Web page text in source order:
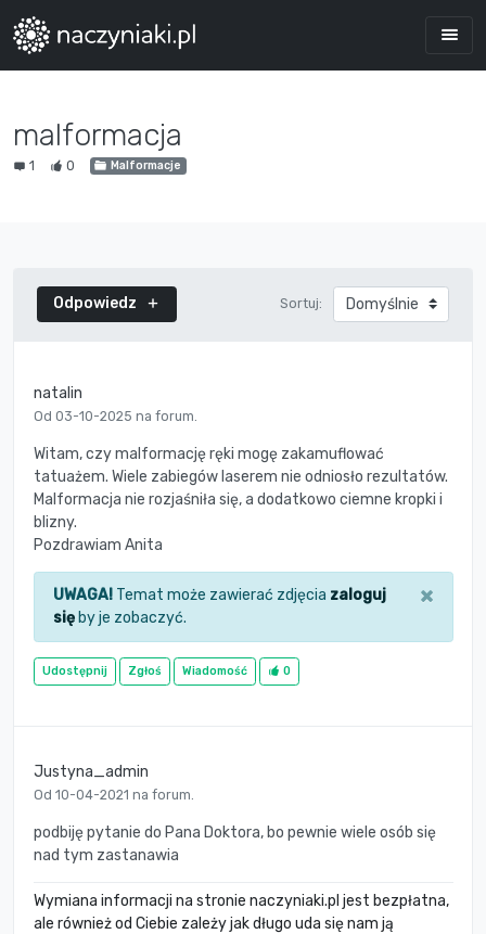
malformacja
1 0 Malformacje
Odpowiedz Sortuj:
natalin
Od 03-10-2025 na forum.
Witam, czy malformację ręki mogę zakamuflować
tatuażem. Wiele zabiegów laserem nie odniosło rezultatów.
Malformacja nie rozjaśniła się, a dodatkowo ciemne kropki i
blizny.
Pozdrawiam Anita
UWAGA! Temat może zawierać zdjęcia zaloguj
się by je zobaczyć.
×
Udostępnij Zgłoś Wiadomość 0
Justyna_admin
Od 10-04-2021 na forum.
podbiję pytanie do Pana Doktora, bo pewnie wiele osób się
nad tym zastanawia
Wymiana informacji na stronie naczyniaki.pl jest bezpłatna,
ale również od Ciebie zależy jak długo uda się nam ją